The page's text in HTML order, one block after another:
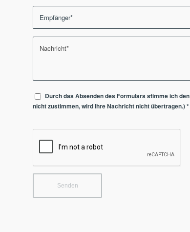
Durch das Absenden des Formulars stimme ich den
nicht zustimmen, wird Ihre Nachricht nicht übertragen.)*